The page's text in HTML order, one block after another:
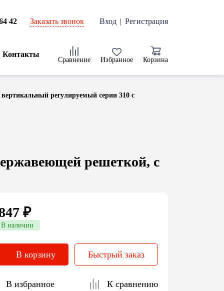
42 Заказать звонок Вход | Регистрация
Контакты
Сравнение Избранное Корзина
вертикальный регулируемый серии 310 с
решеткой, с
₽
В наличии
В корзину Быстрый заказ
В избранное К сравнению